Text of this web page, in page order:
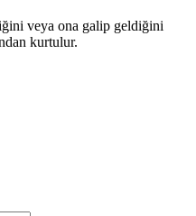
veya ona galip geldiğini
kurtulur.